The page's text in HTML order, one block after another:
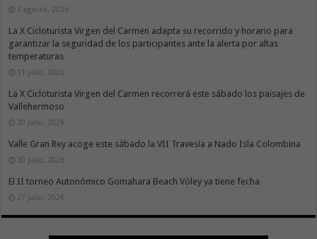
3 agosto, 2026
La X Cicloturista Virgen del Carmen adapta su recorrido y horario para
garantizar la seguridad de los participantes ante la alerta por altas
temperaturas
31 julio, 2026
La X Cicloturista Virgen del Carmen recorrerá este sábado los paisajes de
Vallehermoso
30 julio, 2026
Valle Gran Rey acoge este sábado la VII Travesía a Nado Isla Colombina
30 julio, 2026
El II torneo Autonómico Gomahara Beach Vóley ya tiene fecha
27 julio, 2026